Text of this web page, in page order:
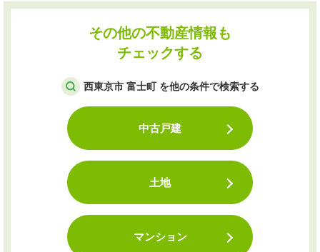
その他の不動産情報も
チェックする
西東京市 富士町 を他の条件で検索する
中古戸建
土地
マンション